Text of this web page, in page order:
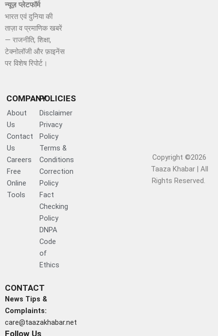
न्यूज़ प्लेटफॉर्म
भारत एवं दुनिया की
ताज़ा व प्रमाणिक खबरें
— राजनीति, शिक्षा,
टेक्नोलॉजी और फ़ाइनेंस
पर विशेष रिपोर्ट।
COMPANY
About
Us
Contact
Us
Careers
Free
Online
Tools
POLICIES
Disclaimer
Privacy
Policy
Terms &
Conditions
Correction
Policy
Fact
Checking
Policy
DNPA
Code
of
Ethics
CONTACT
News Tips &
Complaints:
care@taazakhabar.net
Follow Us
Copyright ©2026
Taaza Khabar | All
Rights Reserved.​